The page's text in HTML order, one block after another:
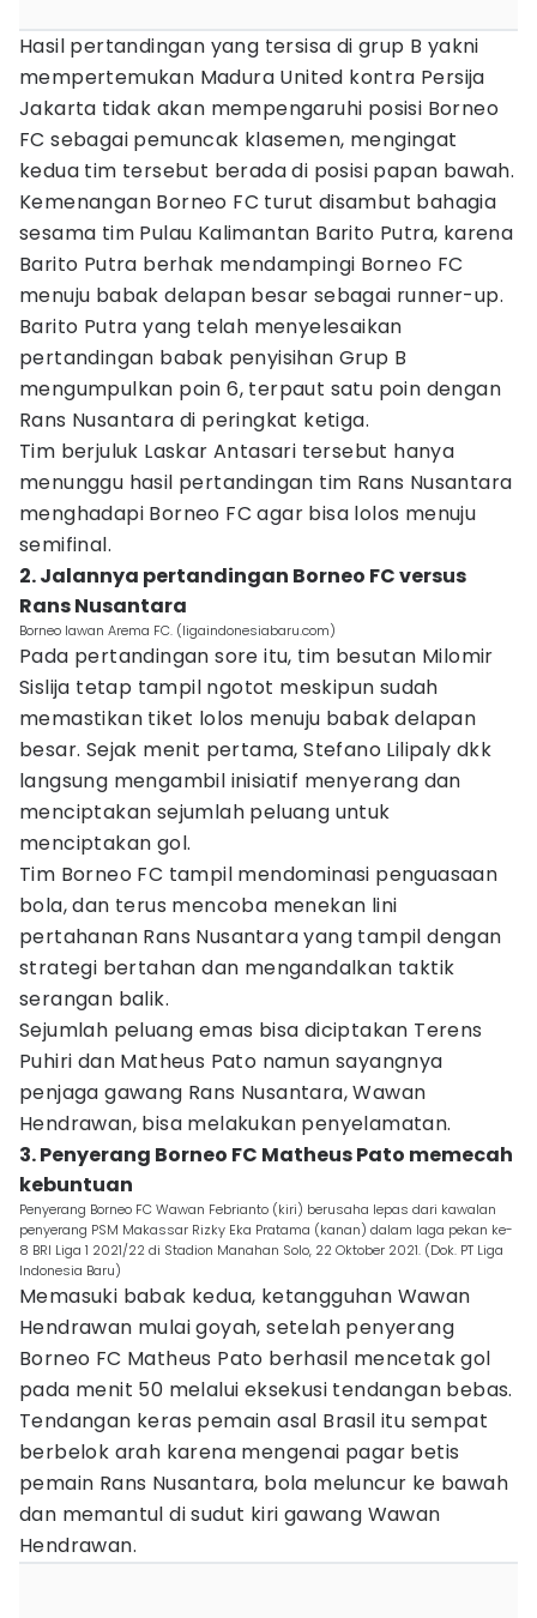
Hasil pertandingan yang tersisa di grup B yakni
mempertemukan Madura United kontra Persija
Jakarta tidak akan mempengaruhi posisi Borneo
FC sebagai pemuncak klasemen, mengingat
kedua tim tersebut berada di posisi papan bawah.
Kemenangan Borneo FC turut disambut bahagia
sesama tim Pulau Kalimantan Barito Putra, karena
Barito Putra berhak mendampingi Borneo FC
menuju babak delapan besar sebagai runner-up.
Barito Putra yang telah menyelesaikan
pertandingan babak penyisihan Grup B
mengumpulkan poin 6, terpaut satu poin dengan
Rans Nusantara di peringkat ketiga.
Tim berjuluk Laskar Antasari tersebut hanya
menunggu hasil pertandingan tim Rans Nusantara
menghadapi Borneo FC agar bisa lolos menuju
semifinal.
2. Jalannya pertandingan Borneo FC versus
Rans Nusantara
Borneo lawan Arema FC. (ligaindonesiabaru.com)
Pada pertandingan sore itu, tim besutan Milomir
Sislija tetap tampil ngotot meskipun sudah
memastikan tiket lolos menuju babak delapan
besar. Sejak menit pertama, Stefano Lilipaly dkk
langsung mengambil inisiatif menyerang dan
menciptakan sejumlah peluang untuk
menciptakan gol.
Tim Borneo FC tampil mendominasi penguasaan
bola, dan terus mencoba menekan lini
pertahanan Rans Nusantara yang tampil dengan
strategi bertahan dan mengandalkan taktik
serangan balik.
Sejumlah peluang emas bisa diciptakan Terens
Puhiri dan Matheus Pato namun sayangnya
penjaga gawang Rans Nusantara, Wawan
Hendrawan, bisa melakukan penyelamatan.
3. Penyerang Borneo FC Matheus Pato memecah
kebuntuan
Penyerang Borneo FC Wawan Febrianto (kiri) berusaha lepas dari kawalan
penyerang PSM Makassar Rizky Eka Pratama (kanan) dalam laga pekan ke-
8 BRI Liga 1 2021/22 di Stadion Manahan Solo, 22 Oktober 2021. (Dok. PT Liga
Indonesia Baru)
Memasuki babak kedua, ketangguhan Wawan
Hendrawan mulai goyah, setelah penyerang
Borneo FC Matheus Pato berhasil mencetak gol
pada menit 50 melalui eksekusi tendangan bebas.
Tendangan keras pemain asal Brasil itu sempat
berbelok arah karena mengenai pagar betis
pemain Rans Nusantara, bola meluncur ke bawah
dan memantul di sudut kiri gawang Wawan
Hendrawan.